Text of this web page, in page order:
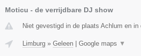
Moticu - de verrijdbare DJ show
Niet gevestigd in de plaats Achlum en
Limburg » Geleen Google maps ▼